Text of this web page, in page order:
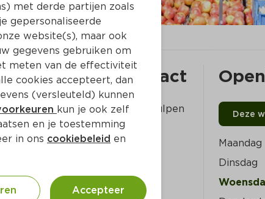
Adres en contact
Passage 1 6271 HA Gulpen
043-4503044
Deze
Maandag
Dinsdag
met derde partijen zoals
gepersonaliseerde
website(s), maar ook
gegevens gebruiken om
meten van de effectiviteit
cookies accepteert, dan
(versleuteld) kunnen
kun je ook zelf
en je toestemming
in ons cookiebeleid en
Accepteer